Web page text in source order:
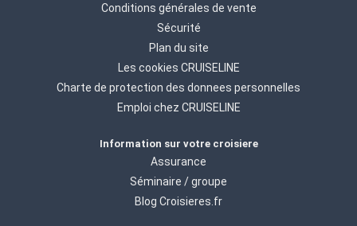
Conditions générales de vente
Sécurité
Plan du site
Les cookies CRUISELINE
Charte de protection des donnees personnelles
Emploi chez CRUISELINE
Information sur votre croisiere
Assurance
Séminaire / groupe
Blog Croisieres.fr